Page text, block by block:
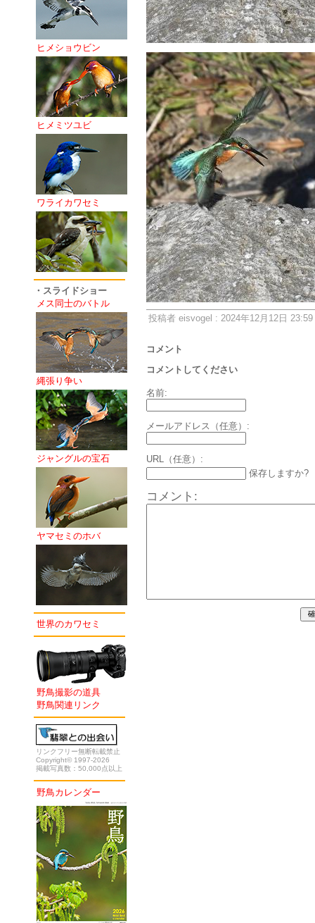
ヒメショウビン
ヒメミツユビ
ワライカワセミ
・スライドショー
メス同士のバトル
縄張り争い
ジャングルの宝石
ヤマセミのホバ
世界のカワセミ
野鳥撮影の道具
野鳥関連リンク
リンクフリー無断転載禁止
Copyright© 1997-2026
掲載写真数：50,000点以上
野鳥カレンダー
投稿者 eisvogel : 2024年12月12日 23:59
コメント
コメントしてください
名前:
メールアドレス（任意）:
URL（任意）:
保存しますか?
コメント: